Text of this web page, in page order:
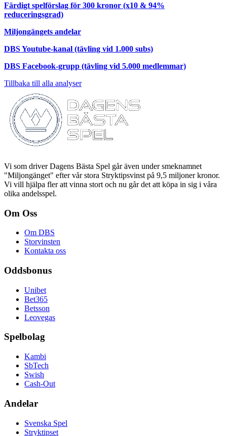
Färdigt spelförslag för 300 kronor (x10 & 94%
reduceringsgrad)
Miljongängets andelar
DBS Youtube-kanal (tävling vid 1.000 subs)
DBS Facebook-grupp (tävling vid 5.000 medlemmar)
Tillbaka till alla analyser
Vi som driver Dagens Bästa Spel går även under smeknamnet
"Miljongänget" efter vår stora Stryktipsvinst på 9,5 miljoner kronor.
Vi vill hjälpa fler att vinna stort och nu går det att köpa in sig i våra
olika andelsspel.
Om Oss
Om DBS
Storvinsten
Kontakta oss
Oddsbonus
Unibet
Bet365
Betsson
Leovegas
Spelbolag
Kambi
SbTech
Swish
Cash-Out
Andelar
Svenska Spel
Stryktipset